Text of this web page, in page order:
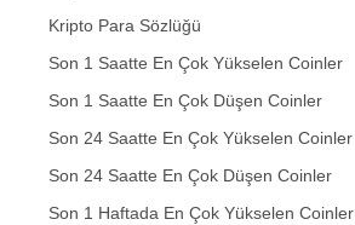
Kripto Para Sözlüğü
Son 1 Saatte En Çok Yükselen Coinler
Son 1 Saatte En Çok Düşen Coinler
Son 24 Saatte En Çok Yükselen Coinler
Son 24 Saatte En Çok Düşen Coinler
Son 1 Haftada En Çok Yükselen Coinler